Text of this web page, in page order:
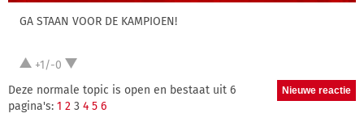
GA STAAN VOOR DE KAMPIOEN!
+1/-0
Deze normale topic is open en bestaat uit 6
pagina's: 1 2 3 4 5 6